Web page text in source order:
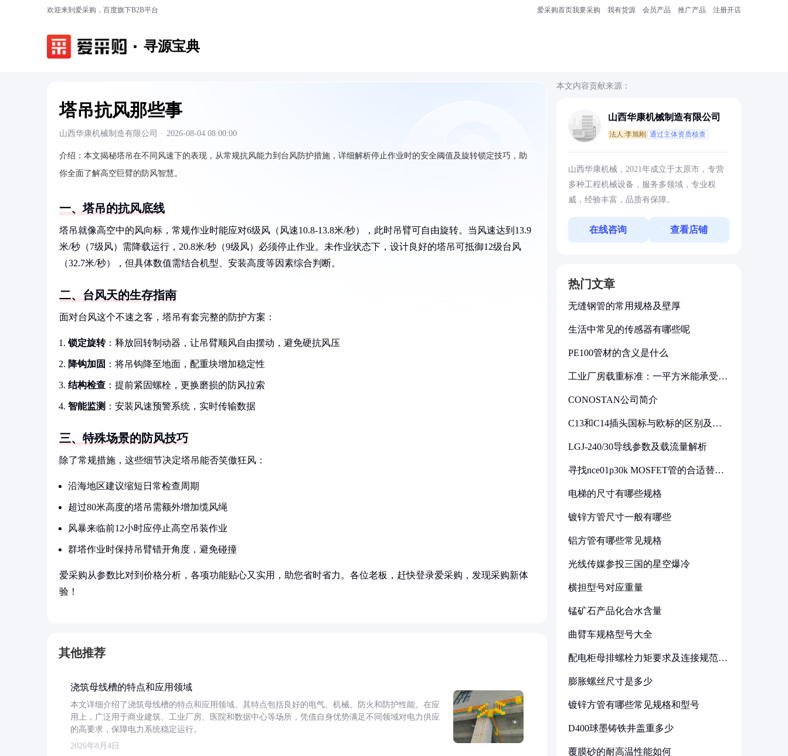
欢迎来到爱采购，百度旗下B2B平台 爱采购首页我要采购 我有货源 会员产品 推广产品 注册开店
寻源宝典
塔吊抗风那些事
山西华康机械制造有限公司 · 2026-08-04 08:00:00
介绍： 本文揭秘塔吊在不同风速下的表现，从常规抗风能力到台风防护措施，详细解析停止作业时的安全阈值及旋转锁定技巧，助
你全面了解高空巨臂的防风智慧。
一、塔吊的抗风底线
塔吊就像高空中的风向标，常规作业时能应对6级风（风速10.8-13.8米/秒），此时吊臂可自由旋转。当风速达到13.9
米/秒（7级风）需降载运行，20.8米/秒（9级风）必须停止作业。未作业状态下，设计良好的塔吊可抵御12级台风
（32.7米/秒），但具体数值需结合机型、安装高度等因素综合判断。
二、台风天的生存指南
面对台风这个不速之客，塔吊有套完整的防护方案：
锁定旋转：释放回转制动器，让吊臂顺风自由摆动，避免硬抗风压
降钩加固 ：将吊钩降至地面，配重块增加稳定性
结构检查 ：提前紧固螺栓，更换磨损的防风拉索
智能监测 ：安装风速预警系统，实时传输数据
三、特殊场景的防风技巧
除了常规措施，这些细节决定塔吊能否笑傲狂风：
沿海地区建议缩短日常检查周期
超过80米高度的塔吊需额外增加缆风绳
风暴来临前12小时应停止高空吊装作业
群塔作业时保持吊臂错开角度，避免碰撞
爱采购从参数比对到价格分析，各项功能贴心又实用，助您省时省力。各位老板，赶快登录爱采购，发现采购新体
验！
其他推荐
浇筑母线槽的特点和应用领域
本文详细介绍了浇筑母线槽的特点和应用领域。其特点包括良好的电气、机械、防火和防护性能。在应
用上，广泛用于商业建筑、工业厂房、医院和数据中心等场所，凭借自身优势满足不同领域对电力供应
的高要求，保障电力系统稳定运行。
2026年8月4日
本文内容贡献来源：
山西华康机械制造有限公司
法人:李旭刚 通过主体资质核查
山西华康机械，2021年成立于太原市，专营
多种工程机械设备，服务多领域，专业权
威，经验丰富，品质有保障。
在线咨询 查看店铺
热门文章
无缝钢管的常用规格及壁厚
生活中常见的传感器有哪些呢
PE100管材的含义是什么
工业厂房载重标准：一平方米能承受多
CONOSTAN公司简介
C13和C14插头国标与欧标的区别及其
LGJ-240/30导线参数及载流量解析
寻找nce01p30k MOSFET管的合适替代
电梯的尺寸有哪些规格
镀锌方管尺寸一般有哪些
铝方管有哪些常见规格
光线传媒参投三国的星空爆冷
横担型号对应重量
锰矿石产品化合水含量
曲臂车规格型号大全
配电柜母排螺栓力矩要求及连接规范详
膨胀螺丝尺寸是多少
镀锌方管有哪些常见规格和型号
D400球墨铸铁井盖重多少
覆膜砂的耐高温性能如何